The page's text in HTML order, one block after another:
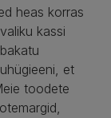
heas korras
kassi
et
toodete